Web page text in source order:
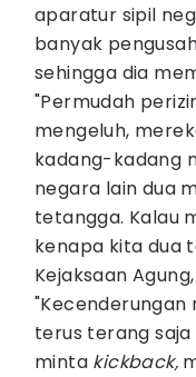
aparatur sipil
banyak
sehingga dia
"Permudah
mengeluh,
kadang-kadang
negara lain dua
tetangga. Kalau
kenapa kita dua
Kejaksaan
terus terang
minta kickback,